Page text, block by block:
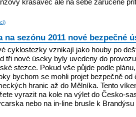
krasavec ale na sebe zaručeně
na sezónu 2011 nové bezpečné
cyklostezky vznikají jako houby po
tři nové úseky byly uvedeny do
stezce. Pokud vše půjde podle
bychom se mohli projet bezpečně od
hranic až do Mělníka. Tento
vyrazit na kole na výlet do Česko-
nebo na in-line brusle k Brandýsu